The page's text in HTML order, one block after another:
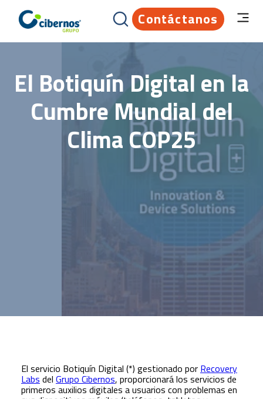
Contáctanos
El Botiquín Digital en la
Cumbre Mundial del
Clima COP25
El servicio Botiquín Digital (*) gestionado por Recovery
Labs del Grupo Cibernos, proporcionará los servicios de
primeros auxilios digitales a usuarios con problemas en